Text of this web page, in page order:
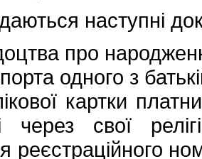
наступні
про
одного з
картки
через свої
реєстраційного